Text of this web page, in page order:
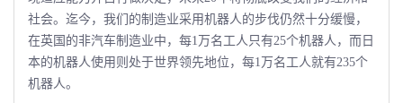
社会。迄今，我们的制造业采用机器人的步伐仍然十分缓慢，
在英国的非汽车制造业中，每1万名工人只有25个机器人，而日
本的机器人使用则处于世界领先地位，每1万名工人就有235个
机器人。